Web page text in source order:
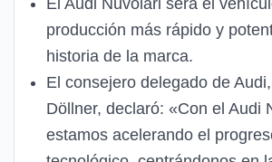
El Audi Nuvolari será el
producción más rápido y
historia de la marca.
El consejero delegado de
Döllner, declaró: «Con el Audi
estamos acelerando el